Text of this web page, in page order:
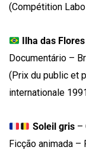
(Compétition
Ilha das Flores
Documentário –
(Prix du public et
internationale
Soleil gris –
Ficção animada –